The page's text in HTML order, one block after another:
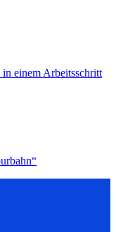
einem Arbeitsschritt